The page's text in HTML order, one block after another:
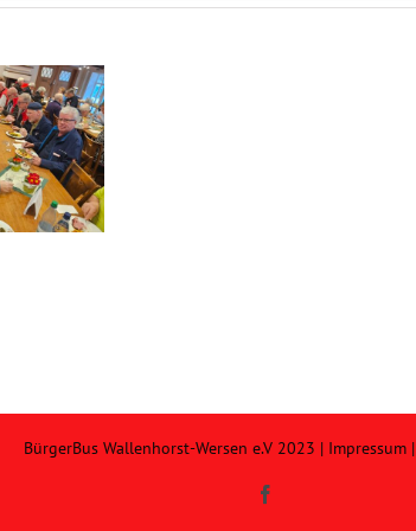
BürgerBus Wallenhorst-Wersen e.V 2023 | Impressum|